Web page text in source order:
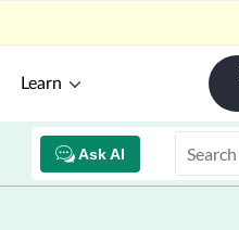
Learn
Ask AI